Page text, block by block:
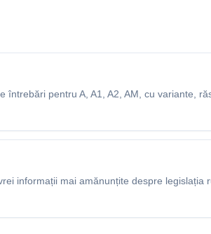
întrebări pentru A, A1, A2, AM, cu variante,
informații mai amănunțite despre legislația